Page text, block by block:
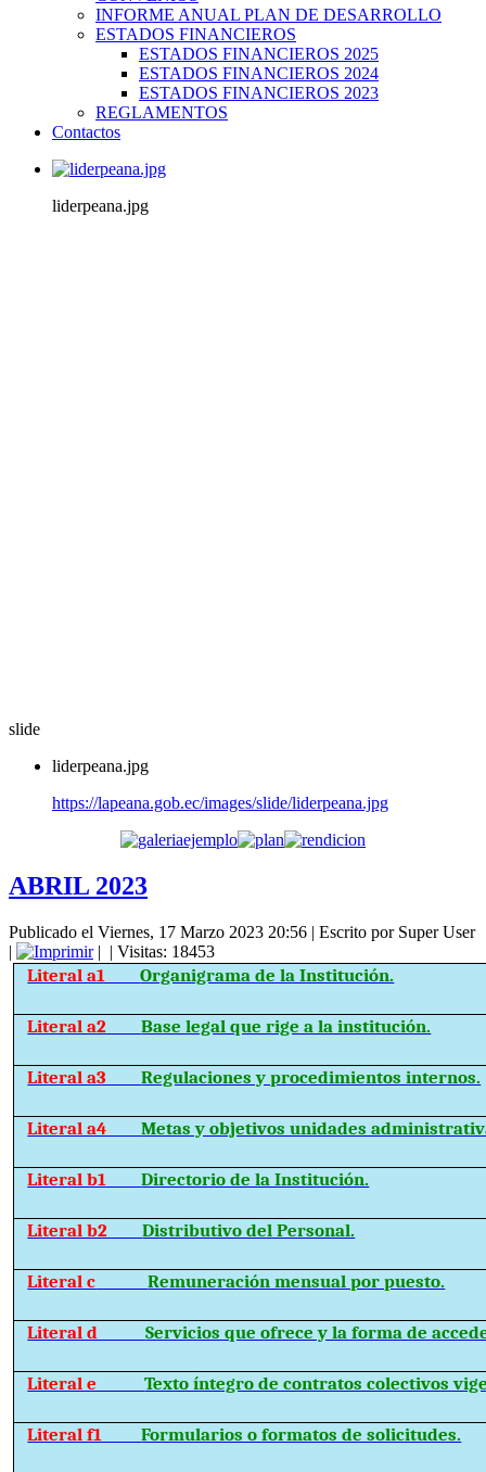
INFORME ANUAL PLAN DE DESARROLLO
ESTADOS FINANCIEROS
ESTADOS FINANCIEROS 2025
ESTADOS FINANCIEROS 2024
ESTADOS FINANCIEROS 2023
REGLAMENTOS
Contactos
liderpeana.jpg
slide
liderpeana.jpg
https://lapeana.gob.ec/images/slide/liderpeana.jpg
ABRIL 2023
Publicado el Viernes, 17 Marzo 2023 20:56 | Escrito por Super User
|
| | Visitas: 18453
Literal a1Organigrama de la Institución.
Literal a2Base legal que rige a la institución.
Literal a3Regulaciones y procedimientos internos.
Literal a4Metas y objetivos unidades
Literal b1Directorio de la Institución.
Literal b2Distributivo del Personal.
Literal c Remuneración mensual por puesto.
Literal dServicios que ofrece y la forma de
Literal eTexto íntegro de contratos colectivos
Literal f1Formularios o formatos de solicitudes.